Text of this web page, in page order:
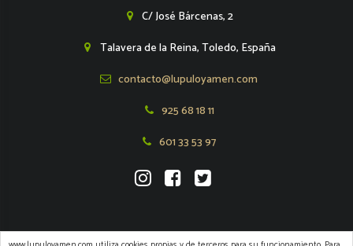
C/ José Bárcenas, 2
Talavera de la Reina, Toledo, España
contacto@lupuloyamen.com
925 68 18 11
601 33 53 97